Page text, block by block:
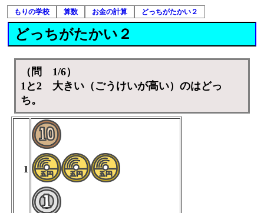
もりの学校 算数 お金の計算 どっちがたかい２
どっちがたかい２
（問 1/6）
1と2 大きい（ごうけいが高い）のはどっ
ち。
1